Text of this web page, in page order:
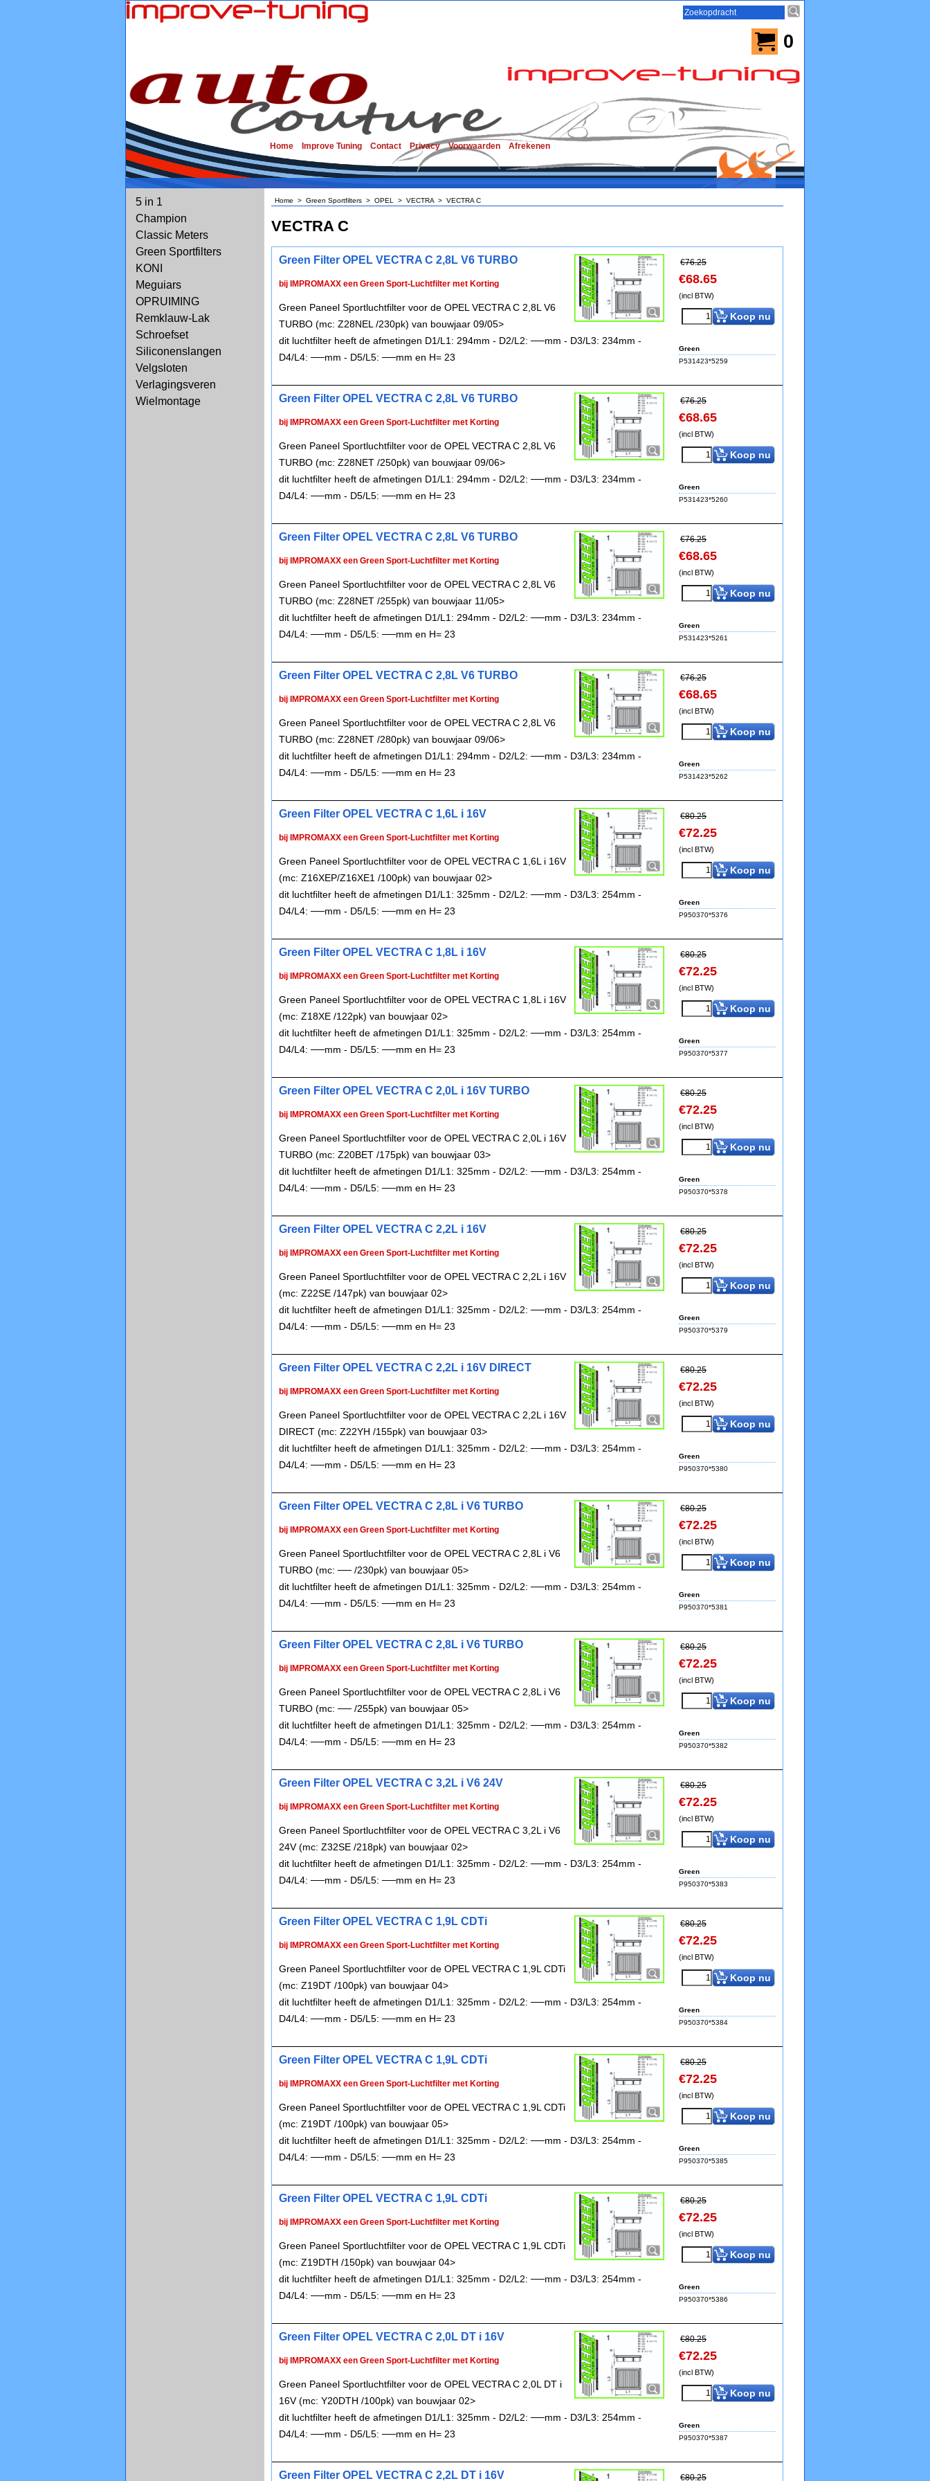
0
Home Improve Tuning Contact Privacy Voorwaarden Afrekenen
5 in 1
Champion
Classic Meters
Green Sportfilters
KONI
Meguiars
OPRUIMING
Remklauw-Lak
Schroefset
Siliconenslangen
Velgsloten
Verlagingsveren
Wielmontage
Home > Green Sportfilters > OPEL > VECTRA > VECTRA C
VECTRA C
€76.25
€68.65
(incl BTW)
Koop nu
Green
P531423*5259
Green Filter OPEL VECTRA C 2,8L V6 TURBO
bij IMPROMAXX een Green Sport-Luchtfilter met Korting
Green Paneel Sportluchtfilter voor de OPEL VECTRA C 2,8L V6
TURBO (mc: Z28NEL /230pk) van bouwjaar 09/05>
dit luchtfilter heeft de afmetingen D1/L1: 294mm - D2/L2: ──mm - D3/L3: 234mm -
D4/L4: ──mm - D5/L5: ──mm en H= 23
€76.25
€68.65
(incl BTW)
Koop nu
Green
P531423*5260
Green Filter OPEL VECTRA C 2,8L V6 TURBO
bij IMPROMAXX een Green Sport-Luchtfilter met Korting
Green Paneel Sportluchtfilter voor de OPEL VECTRA C 2,8L V6
TURBO (mc: Z28NET /250pk) van bouwjaar 09/06>
dit luchtfilter heeft de afmetingen D1/L1: 294mm - D2/L2: ──mm - D3/L3: 234mm -
D4/L4: ──mm - D5/L5: ──mm en H= 23
€76.25
€68.65
(incl BTW)
Koop nu
Green
P531423*5261
Green Filter OPEL VECTRA C 2,8L V6 TURBO
bij IMPROMAXX een Green Sport-Luchtfilter met Korting
Green Paneel Sportluchtfilter voor de OPEL VECTRA C 2,8L V6
TURBO (mc: Z28NET /255pk) van bouwjaar 11/05>
dit luchtfilter heeft de afmetingen D1/L1: 294mm - D2/L2: ──mm - D3/L3: 234mm -
D4/L4: ──mm - D5/L5: ──mm en H= 23
€76.25
€68.65
(incl BTW)
Koop nu
Green
P531423*5262
Green Filter OPEL VECTRA C 2,8L V6 TURBO
bij IMPROMAXX een Green Sport-Luchtfilter met Korting
Green Paneel Sportluchtfilter voor de OPEL VECTRA C 2,8L V6
TURBO (mc: Z28NET /280pk) van bouwjaar 09/06>
dit luchtfilter heeft de afmetingen D1/L1: 294mm - D2/L2: ──mm - D3/L3: 234mm -
D4/L4: ──mm - D5/L5: ──mm en H= 23
€80.25
€72.25
(incl BTW)
Koop nu
Green
P950370*5376
Green Filter OPEL VECTRA C 1,6L i 16V
bij IMPROMAXX een Green Sport-Luchtfilter met Korting
Green Paneel Sportluchtfilter voor de OPEL VECTRA C 1,6L i 16V
(mc: Z16XEP/Z16XE1 /100pk) van bouwjaar 02>
dit luchtfilter heeft de afmetingen D1/L1: 325mm - D2/L2: ──mm - D3/L3: 254mm -
D4/L4: ──mm - D5/L5: ──mm en H= 23
€80.25
€72.25
(incl BTW)
Koop nu
Green
P950370*5377
Green Filter OPEL VECTRA C 1,8L i 16V
bij IMPROMAXX een Green Sport-Luchtfilter met Korting
Green Paneel Sportluchtfilter voor de OPEL VECTRA C 1,8L i 16V
(mc: Z18XE /122pk) van bouwjaar 02>
dit luchtfilter heeft de afmetingen D1/L1: 325mm - D2/L2: ──mm - D3/L3: 254mm -
D4/L4: ──mm - D5/L5: ──mm en H= 23
€80.25
€72.25
(incl BTW)
Koop nu
Green
P950370*5378
Green Filter OPEL VECTRA C 2,0L i 16V TURBO
bij IMPROMAXX een Green Sport-Luchtfilter met Korting
Green Paneel Sportluchtfilter voor de OPEL VECTRA C 2,0L i 16V
TURBO (mc: Z20BET /175pk) van bouwjaar 03>
dit luchtfilter heeft de afmetingen D1/L1: 325mm - D2/L2: ──mm - D3/L3: 254mm -
D4/L4: ──mm - D5/L5: ──mm en H= 23
€80.25
€72.25
(incl BTW)
Koop nu
Green
P950370*5379
Green Filter OPEL VECTRA C 2,2L i 16V
bij IMPROMAXX een Green Sport-Luchtfilter met Korting
Green Paneel Sportluchtfilter voor de OPEL VECTRA C 2,2L i 16V
(mc: Z22SE /147pk) van bouwjaar 02>
dit luchtfilter heeft de afmetingen D1/L1: 325mm - D2/L2: ──mm - D3/L3: 254mm -
D4/L4: ──mm - D5/L5: ──mm en H= 23
€80.25
€72.25
(incl BTW)
Koop nu
Green
P950370*5380
Green Filter OPEL VECTRA C 2,2L i 16V DIRECT
bij IMPROMAXX een Green Sport-Luchtfilter met Korting
Green Paneel Sportluchtfilter voor de OPEL VECTRA C 2,2L i 16V
DIRECT (mc: Z22YH /155pk) van bouwjaar 03>
dit luchtfilter heeft de afmetingen D1/L1: 325mm - D2/L2: ──mm - D3/L3: 254mm -
D4/L4: ──mm - D5/L5: ──mm en H= 23
€80.25
€72.25
(incl BTW)
Koop nu
Green
P950370*5381
Green Filter OPEL VECTRA C 2,8L i V6 TURBO
bij IMPROMAXX een Green Sport-Luchtfilter met Korting
Green Paneel Sportluchtfilter voor de OPEL VECTRA C 2,8L i V6
TURBO (mc: ── /230pk) van bouwjaar 05>
dit luchtfilter heeft de afmetingen D1/L1: 325mm - D2/L2: ──mm - D3/L3: 254mm -
D4/L4: ──mm - D5/L5: ──mm en H= 23
€80.25
€72.25
(incl BTW)
Koop nu
Green
P950370*5382
Green Filter OPEL VECTRA C 2,8L i V6 TURBO
bij IMPROMAXX een Green Sport-Luchtfilter met Korting
Green Paneel Sportluchtfilter voor de OPEL VECTRA C 2,8L i V6
TURBO (mc: ── /255pk) van bouwjaar 05>
dit luchtfilter heeft de afmetingen D1/L1: 325mm - D2/L2: ──mm - D3/L3: 254mm -
D4/L4: ──mm - D5/L5: ──mm en H= 23
€80.25
€72.25
(incl BTW)
Koop nu
Green
P950370*5383
Green Filter OPEL VECTRA C 3,2L i V6 24V
bij IMPROMAXX een Green Sport-Luchtfilter met Korting
Green Paneel Sportluchtfilter voor de OPEL VECTRA C 3,2L i V6
24V (mc: Z32SE /218pk) van bouwjaar 02>
dit luchtfilter heeft de afmetingen D1/L1: 325mm - D2/L2: ──mm - D3/L3: 254mm -
D4/L4: ──mm - D5/L5: ──mm en H= 23
€80.25
€72.25
(incl BTW)
Koop nu
Green
P950370*5384
Green Filter OPEL VECTRA C 1,9L CDTi
bij IMPROMAXX een Green Sport-Luchtfilter met Korting
Green Paneel Sportluchtfilter voor de OPEL VECTRA C 1,9L CDTi
(mc: Z19DT /100pk) van bouwjaar 04>
dit luchtfilter heeft de afmetingen D1/L1: 325mm - D2/L2: ──mm - D3/L3: 254mm -
D4/L4: ──mm - D5/L5: ──mm en H= 23
€80.25
€72.25
(incl BTW)
Koop nu
Green
P950370*5385
Green Filter OPEL VECTRA C 1,9L CDTi
bij IMPROMAXX een Green Sport-Luchtfilter met Korting
Green Paneel Sportluchtfilter voor de OPEL VECTRA C 1,9L CDTi
(mc: Z19DT /100pk) van bouwjaar 05>
dit luchtfilter heeft de afmetingen D1/L1: 325mm - D2/L2: ──mm - D3/L3: 254mm -
D4/L4: ──mm - D5/L5: ──mm en H= 23
€80.25
€72.25
(incl BTW)
Koop nu
Green
P950370*5386
Green Filter OPEL VECTRA C 1,9L CDTi
bij IMPROMAXX een Green Sport-Luchtfilter met Korting
Green Paneel Sportluchtfilter voor de OPEL VECTRA C 1,9L CDTi
(mc: Z19DTH /150pk) van bouwjaar 04>
dit luchtfilter heeft de afmetingen D1/L1: 325mm - D2/L2: ──mm - D3/L3: 254mm -
D4/L4: ──mm - D5/L5: ──mm en H= 23
€80.25
€72.25
(incl BTW)
Koop nu
Green
P950370*5387
Green Filter OPEL VECTRA C 2,0L DT i 16V
bij IMPROMAXX een Green Sport-Luchtfilter met Korting
Green Paneel Sportluchtfilter voor de OPEL VECTRA C 2,0L DT i
16V (mc: Y20DTH /100pk) van bouwjaar 02>
dit luchtfilter heeft de afmetingen D1/L1: 325mm - D2/L2: ──mm - D3/L3: 254mm -
D4/L4: ──mm - D5/L5: ──mm en H= 23
€80.25
Green Filter OPEL VECTRA C 2,2L DT i 16V